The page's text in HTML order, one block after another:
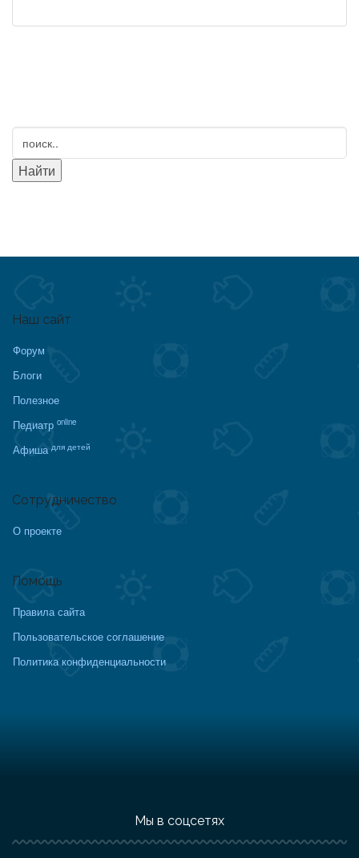
Наш сайт
Форум
Блоги
Полезное
Педиатр online
Афиша для детей
Сотрудничество
О проекте
Помощь
Правила сайта
Пользовательское соглашение
Политика конфиденциальности
Мы в соцсетях